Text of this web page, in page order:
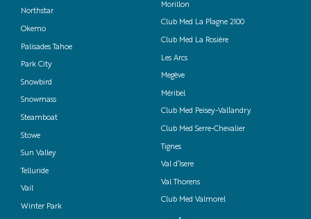
Northstar
Okemo
Palisades Tahoe
Park City
Snowbird
Snowmass
Steamboat
Stowe
Sun Valley
Telluride
Vail
Winter Park
Morillon
Club Med La Plagne 2100
Club Med La Rosière
Les Arcs
Megève
Méribel
Club Med Peisey-Vallandry
Club Med Serre-Chevalier
Tignes
Val d’Isere
Val Thorens
Club Med Valmorel